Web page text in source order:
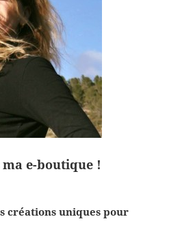
e-boutique !
créations uniques pour